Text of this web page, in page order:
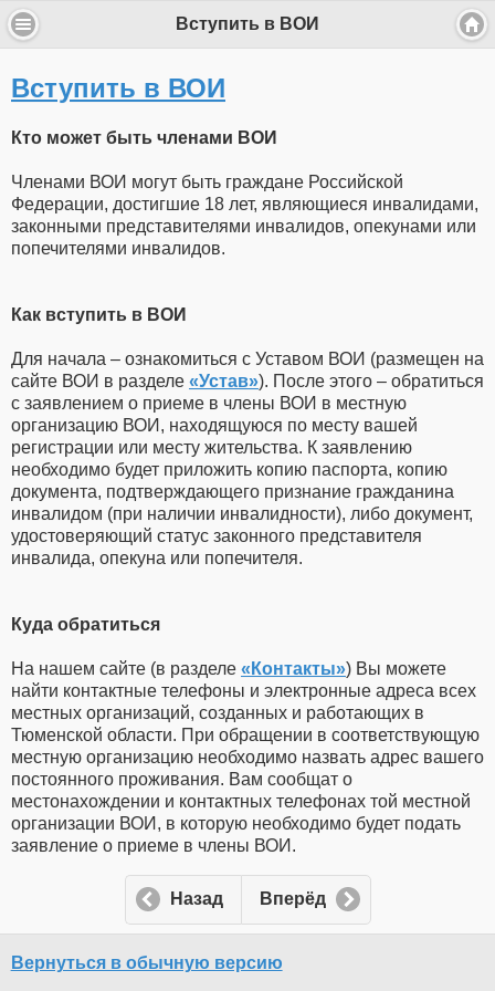
Вступить в ВОИ
Вступить в ВОИ
Кто может быть членами ВОИ
Членами ВОИ могут быть граждане Российской
Федерации, достигшие 18 лет, являющиеся инвалидами,
законными представителями инвалидов, опекунами или
попечителями инвалидов.
Как вступить в ВОИ
Для начала – ознакомиться с Уставом ВОИ (размещен на
сайте ВОИ в разделе «Устав»). После этого – обратиться
с заявлением о приеме в члены ВОИ в местную
организацию ВОИ, находящуюся по месту вашей
регистрации или месту жительства. К заявлению
необходимо будет приложить копию паспорта, копию
документа, подтверждающего признание гражданина
инвалидом (при наличии инвалидности), либо документ,
удостоверяющий статус законного представителя
инвалида, опекуна или попечителя.
Куда обратиться
На нашем сайте (в разделе «Контакты») Вы можете
найти контактные телефоны и электронные адреса всех
местных организаций, созданных и работающих в
Тюменской области. При обращении в соответствующую
местную организацию необходимо назвать адрес вашего
постоянного проживания. Вам сообщат о
местонахождении и контактных телефонах той местной
организации ВОИ, в которую необходимо будет подать
заявление о приеме в члены ВОИ.
Назад Вперёд
Вернуться в обычную версию